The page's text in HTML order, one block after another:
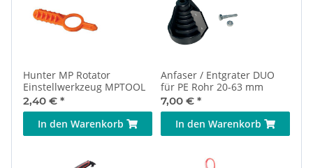
Hunter MP Rotator
Einstellwerkzeug MPTOOL
2,40 € *
In den Warenkorb
Anfaser / Entgrater DUO
für PE Rohr 20-63 mm
7,00 € *
In den Warenkorb